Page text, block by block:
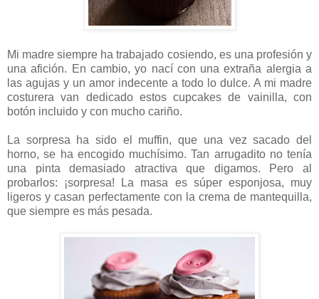
Mi madre siempre ha trabajado cosiendo, es una profesión y
una afición. En cambio, yo nací con una extraña alergia a
las agujas y un amor indecente a todo lo dulce. A mi madre
costurera van dedicado estos cupcakes de vainilla, con
botón incluido y con mucho cariño.
La sorpresa ha sido el muffin, que una vez sacado del
horno, se ha encogido muchísimo. Tan arrugadito no tenía
una pinta demasiado atractiva que digamos. Pero al
probarlos: ¡sorpresa! La masa es súper esponjosa, muy
ligeros y casan perfectamente con la crema de mantequilla,
que siempre es más pesada.